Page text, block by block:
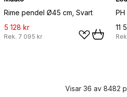
Rime pendel Ø45 cm, Svart
5 128 kr
Rek. 7 095 kr
11
Visar 36 av 8482